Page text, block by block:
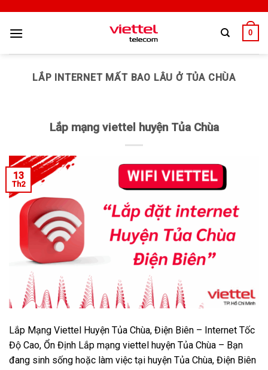
0
LẮP INTERNET MẤT BAO LÂU Ở TỦA CHÙA
Lắp mạng viettel huyện Tủa Chùa
13
Th2
Lắp Mạng Viettel Huyện Tủa Chùa, Điện Biên – Internet Tốc
Độ Cao, Ổn Định Lắp mạng viettel huyện Tủa Chùa – Bạn
đang sinh sống hoặc làm việc tại huyện Tủa Chùa, Điện Biên